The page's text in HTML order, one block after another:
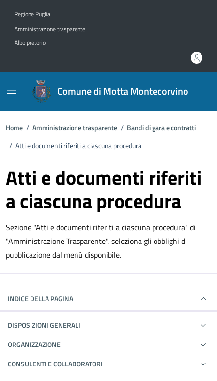
Regione Puglia
Amministrazione trasparente
Albo pretorio
Comune di Motta Montecorvino
Home / Amministrazione trasparente / Bandi di gara e contratti
/ Atti e documenti riferiti a ciascuna procedura
Atti e documenti riferiti
a ciascuna procedura
Sezione "Atti e documenti riferiti a ciascuna procedura" di
"Amministrazione Trasparente", seleziona gli obblighi di
pubblicazione dal menù disponibile.
INDICE DELLA PAGINA
DISPOSIZIONI GENERALI
ORGANIZZAZIONE
CONSULENTI E COLLABORATORI